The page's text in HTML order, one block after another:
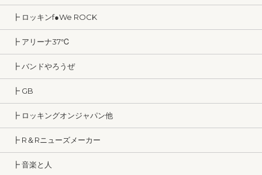
┣ ロッキンf●We ROCK
┣ アリーナ37℃
┣ バンドやろうぜ
┣ GB
┣ ロッキングオンジャパン他
┣ R＆Rニューズメーカー
┣ 音楽と人